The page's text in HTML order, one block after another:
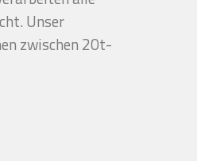
Unser
zwischen 20t-